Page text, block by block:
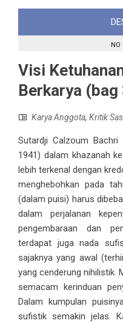
NO
Visi
Berkarya (bag
Karya Anggota, Kritik
Sutardji Calzoum
1941) dalam khazanah
lebih terkenal dengan
menghebohkan pada
(dalam puisi) harus
dalam perjalanan
pengembaraan dan
terdapat juga nada
sajaknya yang awal
yang cenderung nihilistik.
semacam kerinduan
Dalam kumpulan
sufistik semakin jelas.